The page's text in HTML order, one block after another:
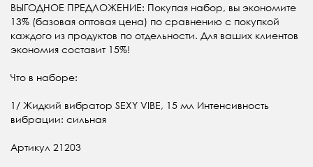
ВЫГОДНОЕ ПРЕДЛОЖЕНИЕ: Покупая набор, вы экономите
13% (базовая оптовая цена) по сравнению с покупкой
каждого из продуктов по отдельности. Для ваших клиентов
экономия составит 15%!
Что в наборе:
1/ Жидкий вибратор SEXY VIBE, 15 мл Интенсивность
вибрации: сильная
Артикул 21203